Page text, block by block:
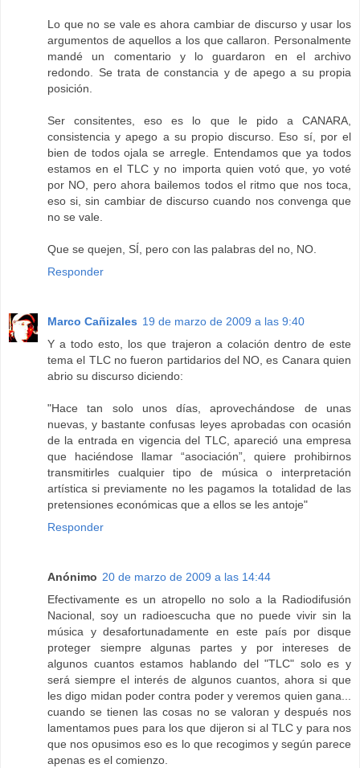
Lo que no se vale es ahora cambiar de discurso y usar los
argumentos de aquellos a los que callaron. Personalmente
mandé un comentario y lo guardaron en el archivo
redondo. Se trata de constancia y de apego a su propia
posición.
Ser consitentes, eso es lo que le pido a CANARA,
consistencia y apego a su propio discurso. Eso sí, por el
bien de todos ojala se arregle. Entendamos que ya todos
estamos en el TLC y no importa quien votó que, yo voté
por NO, pero ahora bailemos todos el ritmo que nos toca,
eso si, sin cambiar de discurso cuando nos convenga que
no se vale.
Que se quejen, SÍ, pero con las palabras del no, NO.
Responder
Marco Cañizales 19 de marzo de 2009 a las 9:40
Y a todo esto, los que trajeron a colación dentro de este
tema el TLC no fueron partidarios del NO, es Canara quien
abrio su discurso diciendo:
"Hace tan solo unos días, aprovechándose de unas
nuevas, y bastante confusas leyes aprobadas con ocasión
de la entrada en vigencia del TLC, apareció una empresa
que haciéndose llamar “asociación”, quiere prohibirnos
transmitirles cualquier tipo de música o interpretación
artística si previamente no les pagamos la totalidad de las
pretensiones económicas que a ellos se les antoje"
Responder
Anónimo 20 de marzo de 2009 a las 14:44
Efectivamente es un atropello no solo a la Radiodifusión
Nacional, soy un radioescucha que no puede vivir sin la
música y desafortunadamente en este país por disque
proteger siempre algunas partes y por intereses de
algunos cuantos estamos hablando del "TLC" solo es y
será siempre el interés de algunos cuantos, ahora si que
les digo midan poder contra poder y veremos quien gana...
cuando se tienen las cosas no se valoran y después nos
lamentamos pues para los que dijeron si al TLC y para nos
que nos opusimos eso es lo que recogimos y según parece
apenas es el comienzo.